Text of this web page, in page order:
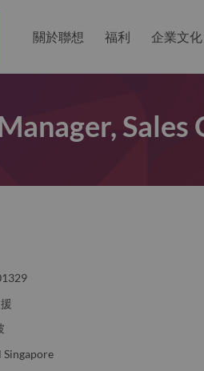
關於聯想 福利 企業文化
Sales